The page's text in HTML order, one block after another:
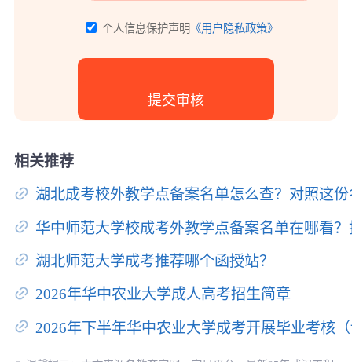
个人信息保护声明 《用户隐私政策》
相关推荐
湖北成考校外教学点备案名单怎么查？对照这
华中师范大学校成考外教学点备案名单在哪看
湖北师范大学成考推荐哪个函授站？
2026年华中农业大学成人高考招生简章
2026年下半年华中农业大学成考开展毕业考核